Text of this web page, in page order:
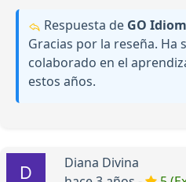
Respuesta de GO
Gracias por la reseña. Ha
colaborado en el
estos años.
Diana Divina